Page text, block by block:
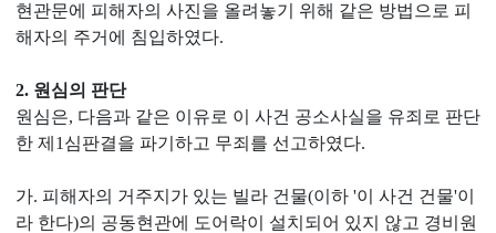
현관문에 피해자의 사진을 올려놓기 위해 같은 방법으로 피
해자의 주거에 침입하였다.
2. 원심의 판단
원심은, 다음과 같은 이유로 이 사건 공소사실을 유죄로 판단
한 제1심판결을 파기하고 무죄를 선고하였다.
가. 피해자의 거주지가 있는 빌라 건물(이하 '이 사건 건물'이
라 한다)의 공동현관에 도어락이 설치되어 있지 않고 경비원